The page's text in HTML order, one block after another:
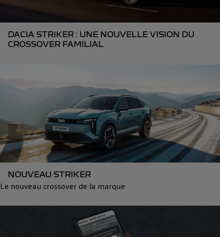
DACIA STRIKER : UNE NOUVELLE VISION DU
CROSSOVER FAMILIAL
NOUVEAU STRIKER
Le nouveau crossover de la marque